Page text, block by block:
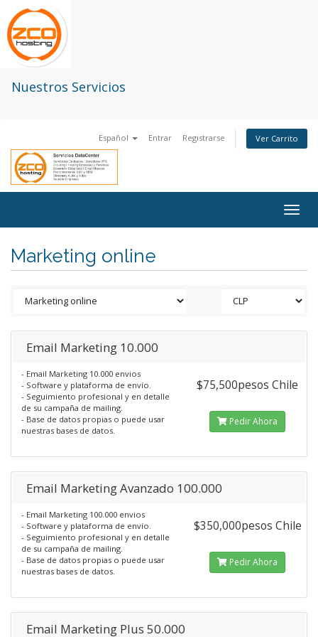
Nuestros Servicios
Español Entrar Registrarse Ver Carrito
Marketing online
Email Marketing 10.000
- Email Marketing 10.000 envios
- Software y plataforma de envío.
- Seguimiento profesional y en detalle
de su campaña de mailing.
- Base de datos propias o puede usar
nuestras bases de datos.
$75,500pesos Chile
Pedir Ahora
Email Marketing Avanzado 100.000
- Email Marketing 100.000 envios
- Software y plataforma de envío.
- Seguimiento profesional y en detalle
de su campaña de mailing.
- Base de datos propias o puede usar
nuestras bases de datos.
$350,000pesos Chile
Pedir Ahora
Email Marketing Plus 50.000